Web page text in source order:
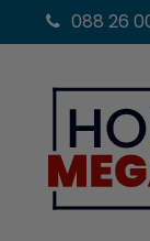
088 26